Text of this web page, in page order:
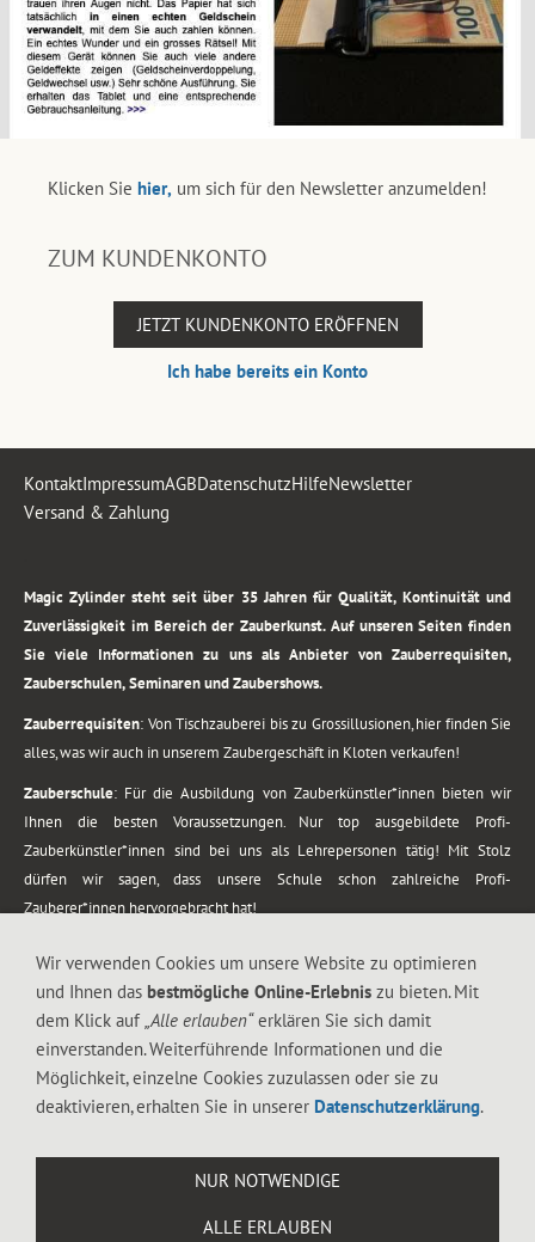
Klicken Sie hier, um sich für den Newsletter anzumelden!
ZUM KUNDENKONTO
JETZT KUNDENKONTO ERÖFFNEN
Ich habe bereits ein Konto
KontaktImpressumAGBDatenschutzHilfeNewsletter
Versand & Zahlung
Magic Zylinder steht seit über 35 Jahren für Qualität, Kontinuität und
Zuverlässigkeit im Bereich der Zauberkunst. Auf unseren Seiten finden
Sie viele Informationen zu uns als Anbieter von Zauberrequisiten,
Zauberschulen, Seminaren und Zaubershows.
Zauberrequisiten: Von Tischzauberei bis zu Grossillusionen, hier finden Sie
alles, was wir auch in unserem Zaubergeschäft in Kloten verkaufen!
Zauberschule: Für die Ausbildung von Zauberkünstler*innen bieten wir
Ihnen die besten Voraussetzungen. Nur top ausgebildete Profi-
Zauberkünstler*innen sind bei uns als Lehrepersonen tätig! Mit Stolz
dürfen wir sagen, dass unsere Schule schon zahlreiche Profi-
Zauberer*innen hervorgebracht hat!
vom Kinderprogramm bis zur Tischzauberei. Lassen Sie sich faszinieren von
meiner Zauber-Sprech-Show, angerührt mit sprachlichen Sequenzen,
gewürzt mit Gags und visuellen Illusionen wie Kaninchen, Vasen, Seilen,
Flughafenstrasse 4, 8302 Kloten
Wir verwenden Cookies um unsere Website zu optimieren
und Ihnen das bestmögliche Online-Erlebnis zu bieten. Mit
dem Klick auf „Alle erlauben“erklären Sie sich damit
einverstanden. Weiterführende Informationen und die
Möglichkeit, einzelne Cookies zuzulassen oder sie zu
deaktivieren, erhalten Sie in unserer Datenschutzerklärung.
NUR NOTWENDIGE
ALLE ERLAUBEN